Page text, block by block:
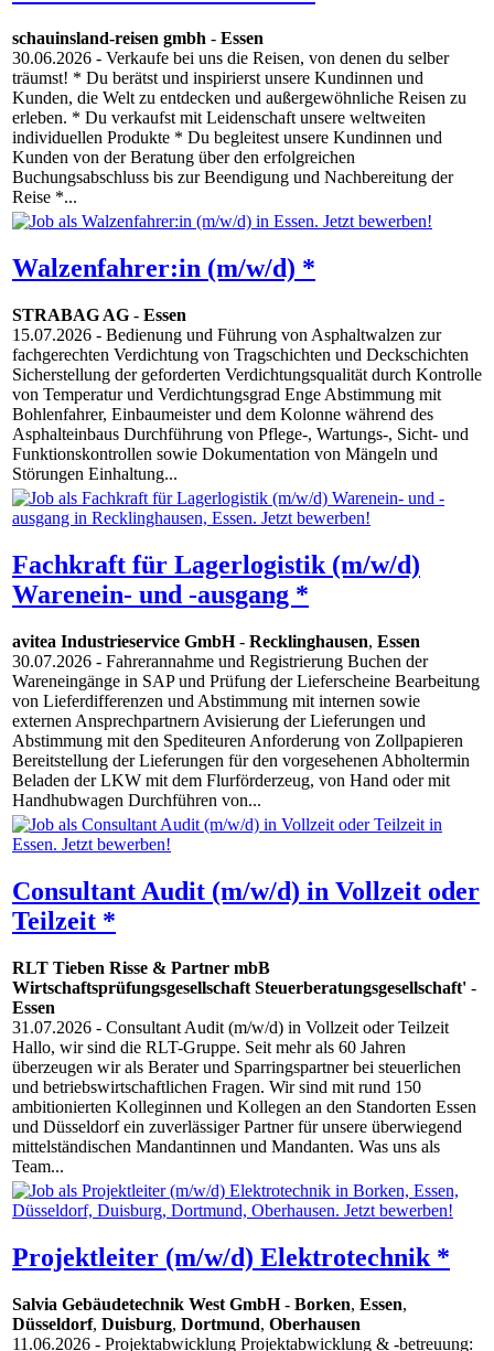
schauinsland-reisen gmbh - Essen
30.06.2026 - Verkaufe bei uns die Reisen, von denen du selber
träumst! * Du berätst und inspirierst unsere Kundinnen und
Kunden, die Welt zu entdecken und außergewöhnliche Reisen zu
erleben. * Du verkaufst mit Leidenschaft unsere weltweiten
individuellen Produkte * Du begleitest unsere Kundinnen und
Kunden von der Beratung über den erfolgreichen
Buchungsabschluss bis zur Beendigung und Nachbereitung der
Reise *...
Walzenfahrer:in (m/w/d) *
STRABAG AG - Essen
15.07.2026 - Bedienung und Führung von Asphaltwalzen zur
fachgerechten Verdichtung von Tragschichten und Deckschichten
Sicherstellung der geforderten Verdichtungsqualität durch Kontrolle
von Temperatur und Verdichtungsgrad Enge Abstimmung mit
Bohlenfahrer, Einbaumeister und dem Kolonne während des
Asphalteinbaus Durchführung von Pflege-, Wartungs-, Sicht- und
Funktionskontrollen sowie Dokumentation von Mängeln und
Störungen Einhaltung...
Fachkraft für Lagerlogistik (m/w/d)
Warenein- und -ausgang *
avitea Industrieservice GmbH- Recklinghausen, Essen
30.07.2026 - Fahrerannahme und Registrierung Buchen der
Wareneingänge in SAP und Prüfung der Lieferscheine Bearbeitung
von Lieferdifferenzen und Abstimmung mit internen sowie
externen Ansprechpartnern Avisierung der Lieferungen und
Abstimmung mit den Spediteuren Anforderung von Zollpapieren
Bereitstellung der Lieferungen für den vorgesehenen Abholtermin
Beladen der LKW mit dem Flurförderzeug, von Hand oder mit
Handhubwagen Durchführen von...
Consultant Audit (m/w/d) in Vollzeit oder
Teilzeit *
RLT Tieben Risse & Partner mbB
Wirtschaftsprüfungsgesellschaft Steuerberatungsgesellschaft' -
Essen
31.07.2026 - Consultant Audit (m/w/d) in Vollzeit oder Teilzeit
Hallo, wir sind die RLT-Gruppe. Seit mehr als 60 Jahren
überzeugen wir als Berater und Sparringspartner bei steuerlichen
und betriebswirtschaftlichen Fragen. Wir sind mit rund 150
ambitionierten Kolleginnen und Kollegen an den Standorten Essen
und Düsseldorf ein zuverlässiger Partner für unsere überwiegend
mittelständischen Mandantinnen und Mandanten. Was uns als
Team...
Projektleiter (m/w/d) Elektrotechnik *
Salvia Gebäudetechnik West GmbH- Borken, Essen,
Düsseldorf, Duisburg, Dortmund, Oberhausen
11.06.2026 - Projektabwicklung Projektabwicklung & -betreuung: